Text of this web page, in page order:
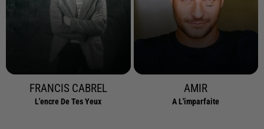
FRANCIS CABREL
L'encre De Tes Yeux
AMIR
A L'imparfaite